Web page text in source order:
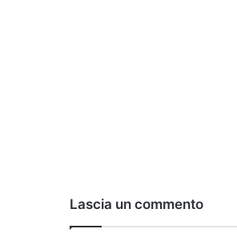
Lascia un commento